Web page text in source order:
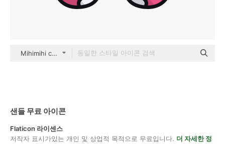
Mihimihi color lineal-color
샌들 무료 아이콘
Flaticon 라이센스
저작자 표시가있는 개인 및 상업적 목적으로 무료입니다. 더 자세한 정